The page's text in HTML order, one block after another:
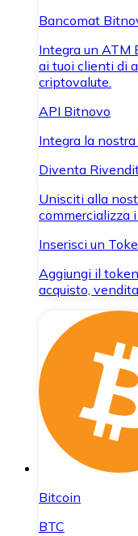
Bancomat
Integra un ATM
ai tuoi clienti di
criptovalute.
API Bitnovo
Integra la
Diventa
Unisciti alla
commercializza
Inserisci un
Aggiungi il
acquisto,
Bitcoin
BTC